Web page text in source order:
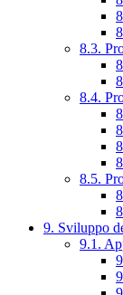
8.3.
8.4.
8.5.
9. Sviluppo
9.1.